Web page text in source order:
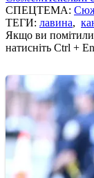
СПЕЦТЕМА:
ТЕГИ: лавина,
Якщо ви помітили
натисніть Ctrl +